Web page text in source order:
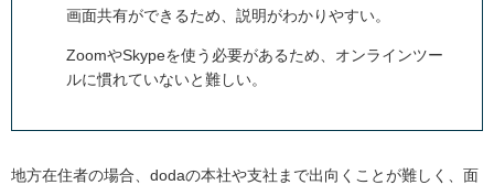
画面共有ができるため、説明がわかりやすい。
ZoomやSkypeを使う必要があるため、オンラインツー
ルに慣れていないと難しい。
地方在住者の場合、 dodaの本社や支社まで出向くことが難しく、面